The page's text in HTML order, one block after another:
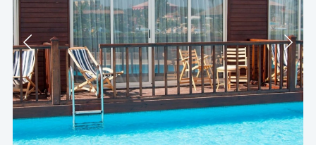
Контакти
За нас
ЗАПИТВАНЕ